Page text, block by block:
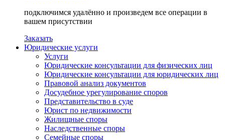
подключимся удалённо и произведем все операции в
вашем присутствии
Заказать
Юридические услуги
Услуги
Юридические консультации для физических лиц
Юридические консультации для юридических лиц
Правовой анализ документов
Досудебное урегулирование споров
Представительство в суде
Юрист по недвижимости
Жилищные споры
Наследственные споры
Семейные споры